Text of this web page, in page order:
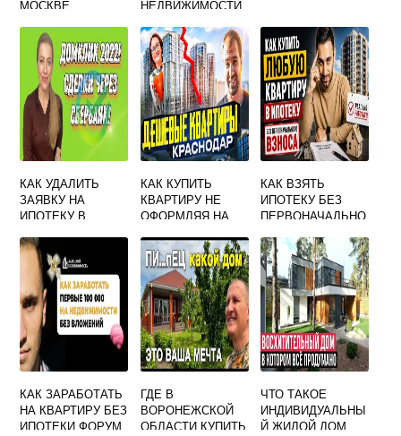
МОСКВЕ
НЕДВИЖИМОСТИ
ГРАЖДАНСКОМУ
КОДЕКСУ
КАК УДАЛИТЬ
ЗАЯВКУ НА
ИПОТЕКУ В
СБЕРБАНК
КАК КУПИТЬ
КВАРТИРУ НЕ
ОФОРМЛЯЯ НА
КАК ВЗЯТЬ
ИПОТЕКУ БЕЗ
ПЕРВОНАЧАЛЬНО
СБЕРБАНКЕ
МОЛОДОЙ СЕМЬЕ
С 2 ДЕТЬМИ
КАК ЗАРАБОТАТЬ
НА КВАРТИРУ БЕЗ
ИПОТЕКИ ФОРУМ
ГДЕ В
ВОРОНЕЖСКОЙ
ОБЛАСТИ КУПИТЬ
ЧТО ТАКОЕ
ИНДИВИДУАЛЬНЫ
Й ЖИЛОЙ ДОМ